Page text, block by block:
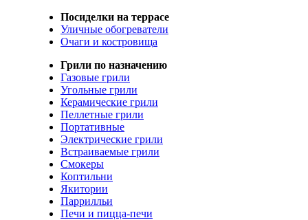
Посиделки на террасе
Уличные обогреватели
Очаги и костровища
Грили по назначению
Газовые грили
Угольные грили
Керамические грили
Пеллетные грили
Портативные
Электрические грили
Встраиваемые грили
Смокеры
Коптильни
Якитории
Паррилльи
Печи и пицца-печи